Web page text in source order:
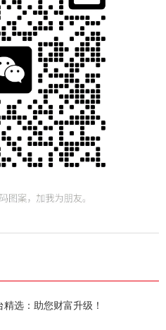
选：助您财富升级！